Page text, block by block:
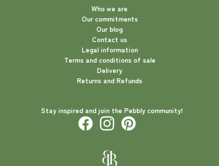
Who we are
Our commitments
Our blog
Contact us
Legal information
Terms and conditions of sale
Delivery
Returns and Refunds
Stay inspired and join the Pebbly community!